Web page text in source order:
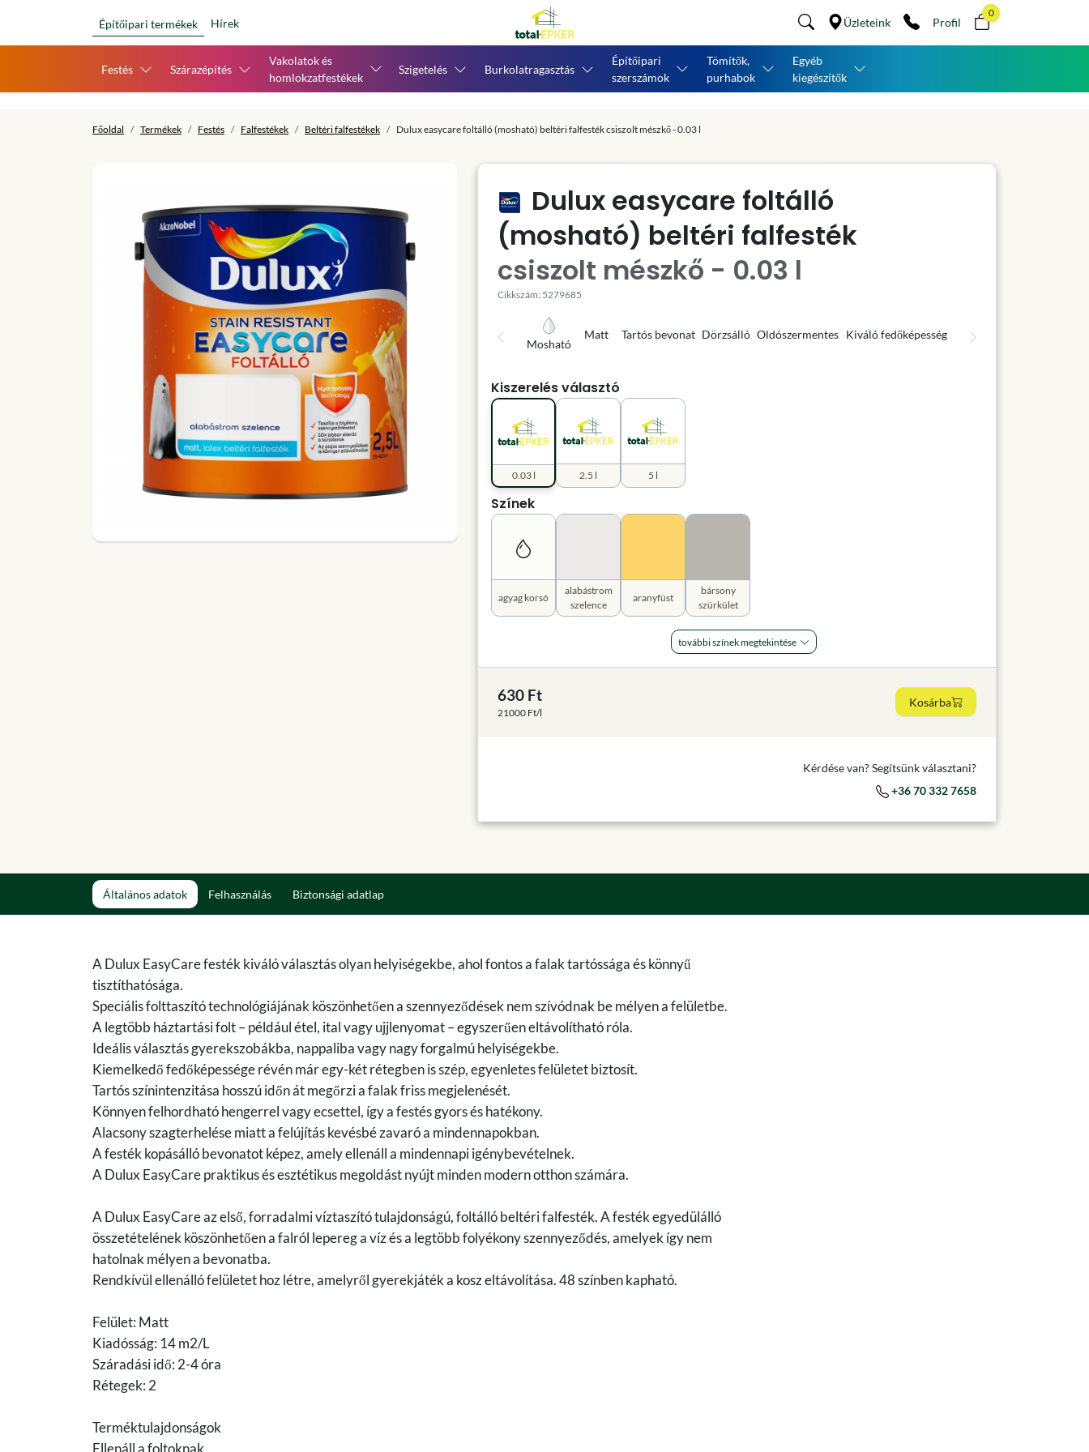
Építőipari termékek Hírek Üzleteink Profil
0
Festés Szárazépítés
Vakolatok és
homlokzatfestékek
Szigetelés Burkolatragasztás
Építőipari
szerszámok
Tömítők,
purhabok
Egyéb
kiegészítők
Főoldal Termékek Festés Falfestékek Beltéri falfestékek Dulux easycare foltálló (mosható) beltéri falfesték csiszolt mészkő - 0.03 l
Dulux easycare foltálló
(mosható) beltéri falfesték
csiszolt mészkő - 0.03 l
Cikkszám: 5279685
Mosható
Matt Tartós bevonat Dörzsálló Oldószermentes Kiváló fedőképesség
Kiszerelés választó
0.03 l 2.5 l 5 l
Színek
agyag korsó
alabástrom
szelence
aranyfüst
bársony
szürkület
további színek megtekintése
630 Ft
21000 Ft/l
Kosárba
Kérdése van? Segítsünk választani?
+36 70 332 7658
Általános adatok Felhasználás Biztonsági adatlap
A Dulux EasyCare festék kiváló választás olyan helyiségekbe, ahol fontos a falak tartóssága és könnyű
tisztíthatósága.
Speciális folttaszító technológiájának köszönhetően a szennyeződések nem szívódnak be mélyen a felületbe.
A legtöbb háztartási folt – például étel, ital vagy ujjlenyomat – egyszerűen eltávolítható róla.
Ideális választás gyerekszobákba, nappaliba vagy nagy forgalmú helyiségekbe.
Kiemelkedő fedőképessége révén már egy-két rétegben is szép, egyenletes felületet biztosít.
Tartós színintenzitása hosszú időn át megőrzi a falak friss megjelenését.
Könnyen felhordható hengerrel vagy ecsettel, így a festés gyors és hatékony.
Alacsony szagterhelése miatt a felújítás kevésbé zavaró a mindennapokban.
A festék kopásálló bevonatot képez, amely ellenáll a mindennapi igénybevételnek.
A Dulux EasyCare praktikus és esztétikus megoldást nyújt minden modern otthon számára.
A Dulux EasyCare az első, forradalmi víztaszító tulajdonságú, foltálló beltéri falfesték. A festék egyedülálló
összetételének köszönhetően a falról lepereg a víz és a legtöbb folyékony szennyeződés, amelyek így nem
hatolnak mélyen a bevonatba.
Rendkívül ellenálló felületet hoz létre, amelyről gyerekjáték a kosz eltávolítása. 48 színben kapható.
Felület: Matt
Kiadósság: 14 m2/L
Száradási idő: 2-4 óra
Rétegek: 2
Terméktulajdonságok
Ellenáll a foltoknak